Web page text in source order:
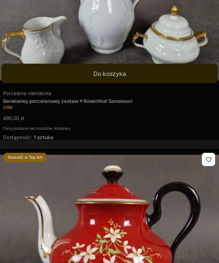
Do koszyka
Kod produktu
2096
Serwisowy porcelanowy zestaw ⭐ Rosenthal Sanssouci
Producent
Porcelana niemiecka
Cena
490,00 zł
Ceny podane bez kosztów dostawy.
Dostępność: 1 sztuka
Nowość w Top Art